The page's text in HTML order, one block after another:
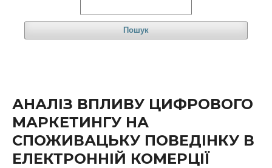
Пошук
АНАЛІЗ ВПЛИВУ ЦИФРОВОГО
МАРКЕТИНГУ НА
СПОЖИВАЦЬКУ ПОВЕДІНКУ В
ЕЛЕКТРОННІЙ КОМЕРЦІЇ